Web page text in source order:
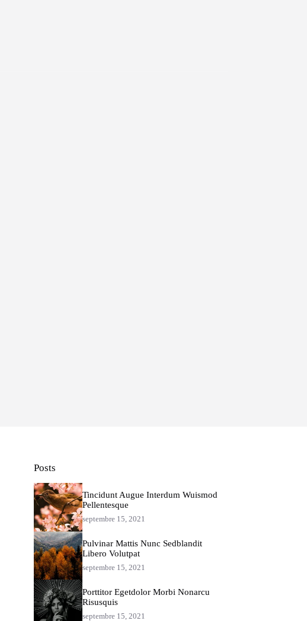
Posts
Tincidunt Augue Interdum Wuismod
Pellentesque
septembre 15, 2021
Pulvinar Mattis Nunc Sedblandit
Libero Volutpat
septembre 15, 2021
Porttitor Egetdolor Morbi Nonarcu
Risusquis
septembre 15, 2021